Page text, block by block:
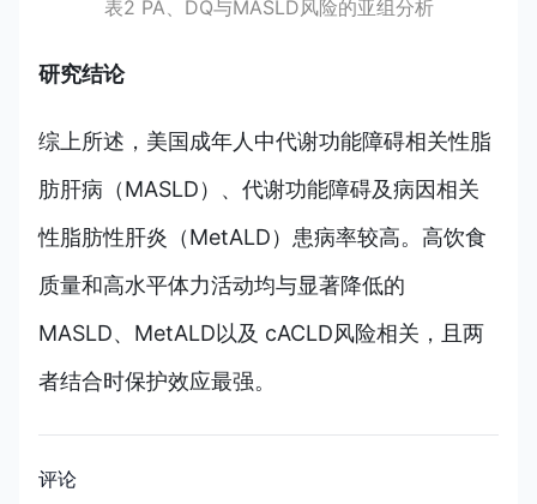
表2 PA、DQ与MASLD风险的亚组分析
研究结论
综上所述，美国成年人中代谢功能障碍相关性脂
肪肝病（MASLD）、代谢功能障碍及病因相关
性脂肪性肝炎（MetALD）患病率较高。高饮食
质量和高水平体力活动均与显著降低的
MASLD、MetALD以及 cACLD风险相关，且两
者结合时保护效应最强。
评论